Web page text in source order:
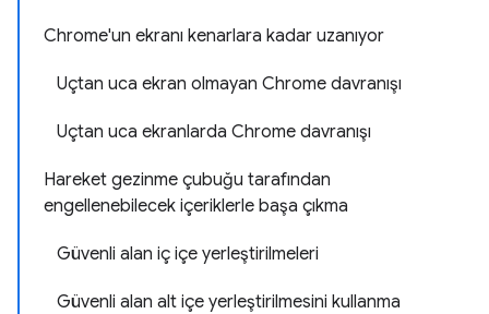
Chrome'un ekranı kenarlara kadar uzanıyor
Uçtan uca ekran olmayan Chrome davranışı
Uçtan uca ekranlarda Chrome davranışı
Hareket gezinme çubuğu tarafından
engellenebilecek içeriklerle başa çıkma
Güvenli alan iç içe yerleştirilmeleri
Güvenli alan alt içe yerleştirilmesini kullanma